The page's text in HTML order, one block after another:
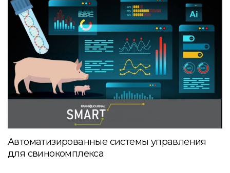
Автоматизированные системы управления
для свинокомплекса